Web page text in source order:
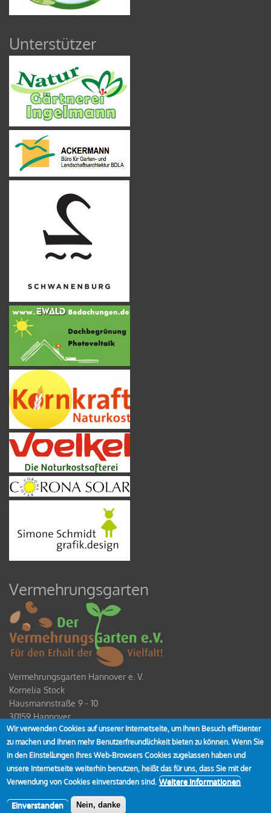
Unterstützer
Vermehrungsgarten
Vermehrungsgarten Hannover e. V.
Kornelia Stock
Hausmannstraße 9 - 10
30159 Hannover
Spendenkonto
IBAN DE80 2519 0001 0928 4354 00
Wir verwenden Cookies auf unserer Internetseite, um Ihren Besuch effizienter
zu machen und Ihnen mehr Benutzerfreundlichkeit bieten zu können. Wenn Sie
in den Einstellungen Ihres Web-Browsers Cookies zugelassen haben und
unsere Internetseite weiterhin benutzen, heißt das für uns, dass Sie mit der
Verwendung von Cookies einverstanden sind. Weitere Informationen
Einverstanden Nein, danke